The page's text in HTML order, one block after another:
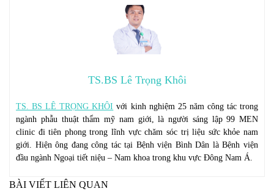
TS.BS Lê Trọng Khôi
TS. BS LÊ TRỌNG KHÔI với kinh nghiệm 25 năm công tác trong
ngành phẫu thuật thẩm mỹ nam giới, là người sáng lập 99 MEN
clinic đi tiên phong trong lĩnh vực chăm sóc trị liệu sức khỏe nam
giới. Hiện ông đang công tác tại Bệnh viện Bình Dân là Bệnh viện
đầu ngành Ngoại tiết niệu – Nam khoa trong khu vực Đông Nam Á.
BÀI VIẾT LIÊN QUAN